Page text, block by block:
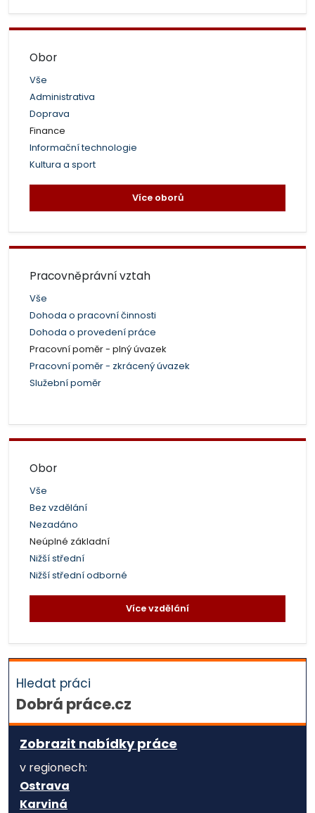
Obor
Vše
Administrativa
Doprava
Finance
Informační technologie
Kultura a sport
Více oborů
Pracovněprávní vztah
Vše
Dohoda o pracovní činnosti
Dohoda o provedení práce
Pracovní poměr - plný úvazek
Pracovní poměr - zkrácený úvazek
Služební poměr
Obor
Vše
Bez vzdělání
Nezadáno
Neúplné základní
Nižší střední
Nižší střední odborné
Více vzdělání
Hledat práci
Dobrá práce.cz
Zobrazit nabídky práce
v regionech:
Ostrava
Karviná